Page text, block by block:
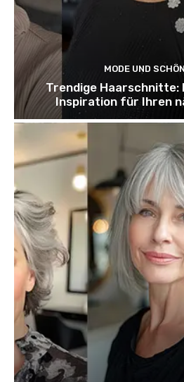
MODE UND
Trendige Haarschnitte:
Inspiration für Ihren